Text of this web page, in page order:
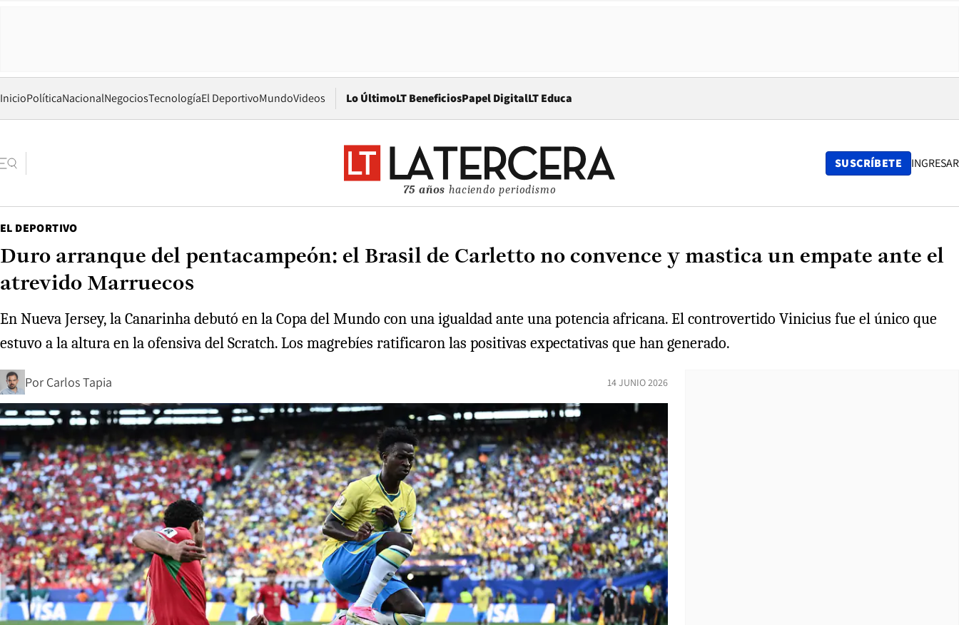
InicioPolíticaNacionalNegociosTecnologíaEl DeportivoMundoVideos Lo ÚltimoLT BeneficiosPapel DigitalOpens in new window
LT Educa
75 años haciendo periodismo
SUSCRÍBETE INGRESAR
EL DEPORTIVO
Duro arranque del pentacampeón: el Brasil de Carletto no convence y mastica un empate ante el
atrevido Marruecos
En Nueva Jersey, la Canarinha debutó en la Copa del Mundo con una igualdad ante una potencia africana. El controvertido Vinicius fue el único que
estuvo a la altura en la ofensiva del Scratch. Los magrebíes ratificaron las positivas expectativas que han generado.
Por Carlos Tapia 14 JUNIO 2026